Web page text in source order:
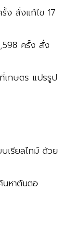
ง สั่งแก้ไข 17
ครั้ง สั่ง
เกษตร แปรรูป
เรียลไทม์ ด้วย
หาต้นตอ